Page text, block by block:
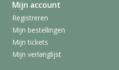
Mijn account
Registreren
Mijn bestellingen
Mijn tickets
Mijn verlanglijst